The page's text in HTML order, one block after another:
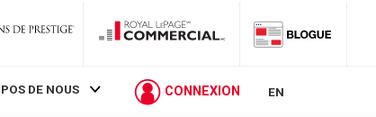
DE NOUS CONNEXION EN